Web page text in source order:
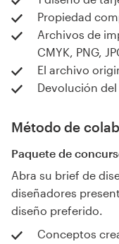
Propiedad
Archivos de
CMYK, PNG,
El archivo
Devolución
Método de
Paquete de
Abra su brief de
diseñadores
diseño preferido.
Conceptos